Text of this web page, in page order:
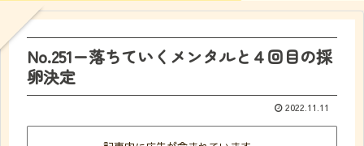
No.251ー落ちていくメンタルと４回目の採
卵決定
2022.11.11